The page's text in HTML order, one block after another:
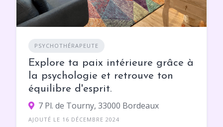
PSYCHOTHÉRAPEUTE
Explore ta paix intérieure grâce à
la psychologie et retrouve ton
équilibre d'esprit.
7 Pl. de Tourny, 33000 Bordeaux
AJOUTÉ LE 16 DÉCEMBRE 2024